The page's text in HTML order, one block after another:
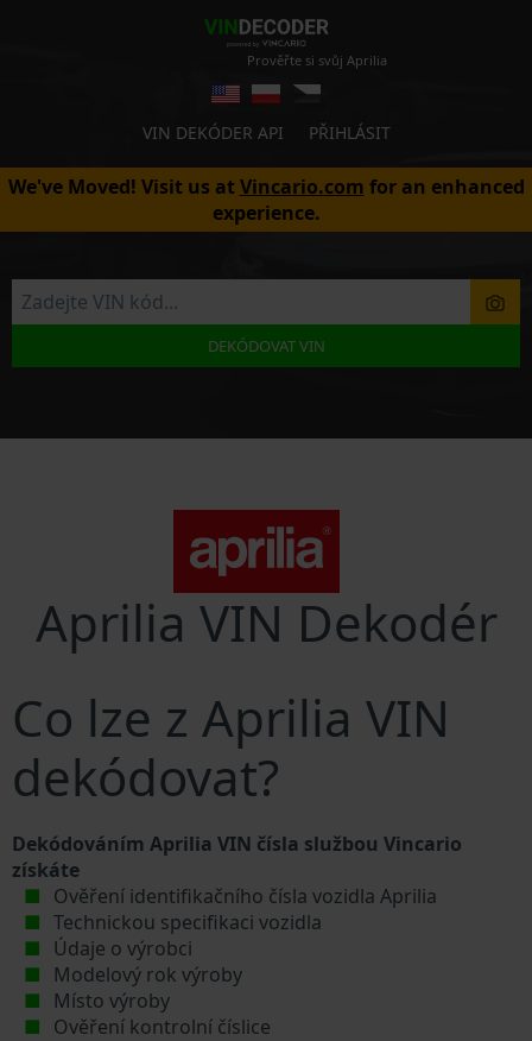
Prověřte si svůj Aprilia
VIN DEKÓDER API PŘIHLÁSIT
We've Moved! Visit us atVincario.com for an enhanced
experience.
DEKÓDOVAT VIN
Aprilia VIN Dekodér
Co lze z Aprilia VIN
dekódovat?
Dekódováním Aprilia VIN čísla službou Vincario
získáte
Ověření identifikačního čísla vozidla Aprilia
Technickou specifikaci vozidla
Údaje o výrobci
Modelový rok výroby
Místo výroby
Ověření kontrolní číslice